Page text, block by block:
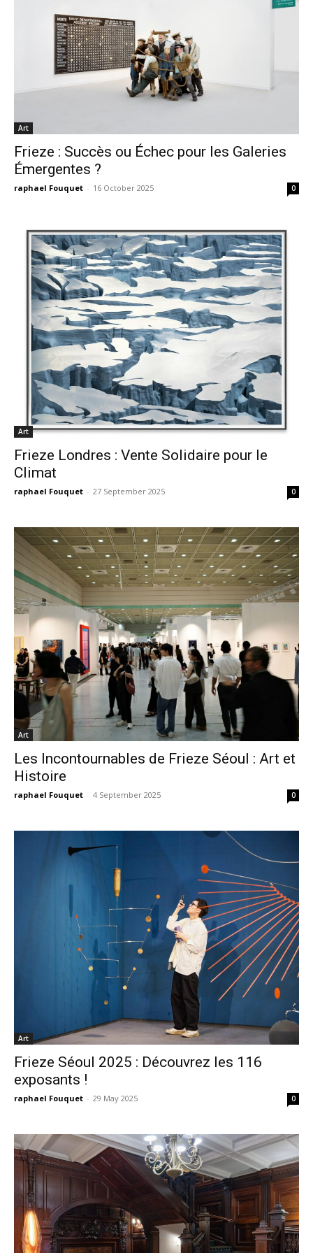
Art
Frieze : Succès ou Échec pour les Galeries
Émergentes ?
raphael Fouquet - 16 October 2025 0
Art
Frieze Londres : Vente Solidaire pour le
Climat
raphael Fouquet - 27 September 2025 0
Art
Les Incontournables de Frieze Séoul : Art et
Histoire
raphael Fouquet - 4 September 2025 0
Art
Frieze Séoul 2025 : Découvrez les 116
exposants !
raphael Fouquet - 29 May 2025 0